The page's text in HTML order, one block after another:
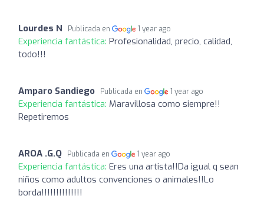
Lourdes N Publicada en 1 year ago
Experiencia fantástica: Profesionalidad, precio, calidad,
todo!!!
Amparo Sandiego Publicada en 1 year ago
Experiencia fantástica: Maravillosa como siempre!!
Repetiremos
AROA .G.Q Publicada en 1 year ago
Experiencia fantástica: Eres una artista!!Da igual q sean
niños como adultos convenciones o animales!!Lo
borda!!!!!!!!!!!!!!